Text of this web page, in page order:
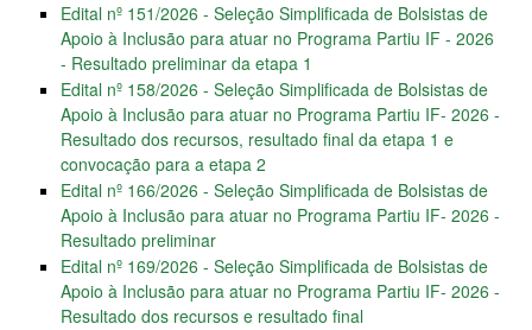
Edital nº 151/2026 - Seleção Simplificada de Bolsistas de
Apoio à Inclusão para atuar no Programa Partiu IF - 2026
- Resultado preliminar da etapa 1
Edital nº 158/2026 - Seleção Simplificada de Bolsistas de
Apoio à Inclusão para atuar no Programa Partiu IF- 2026 -
Resultado dos recursos, resultado final da etapa 1 e
convocação para a etapa 2
Edital nº 166/2026 - Seleção Simplificada de Bolsistas de
Apoio à Inclusão para atuar no Programa Partiu IF- 2026 -
Resultado preliminar
Edital nº 169/2026 - Seleção Simplificada de Bolsistas de
Apoio à Inclusão para atuar no Programa Partiu IF- 2026 -
Resultado dos recursos e resultado final